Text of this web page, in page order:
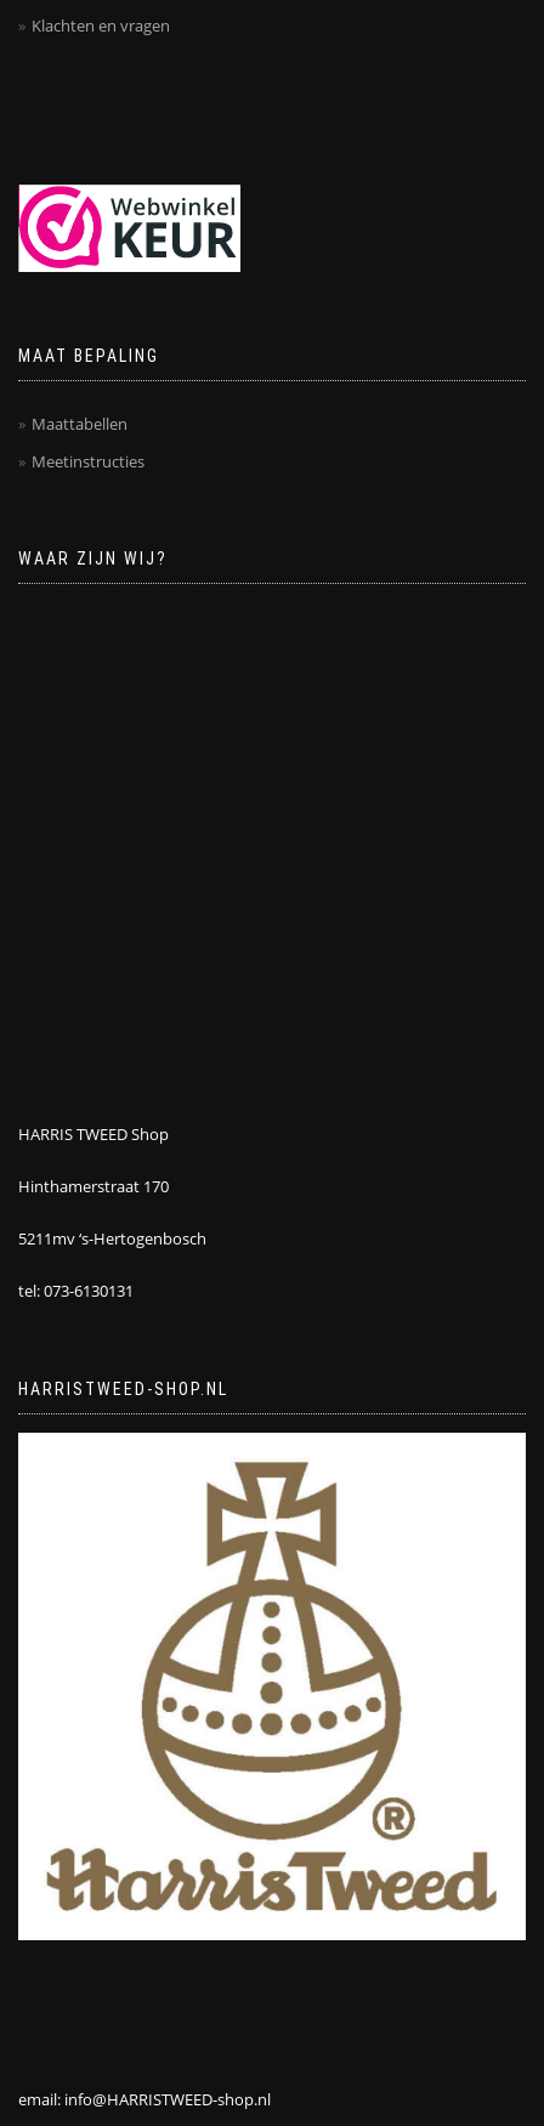
Klachten en vragen
MAAT BEPALING
Maattabellen
Meetinstructies
WAAR ZIJN WIJ?
HARRIS TWEED Shop
Hinthamerstraat 170
5211mv ‘s-Hertogenbosch
tel: 073-6130131
HARRISTWEED-SHOP.NL
email: info@HARRISTWEED-shop.nl